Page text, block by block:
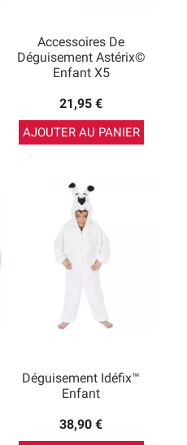
Accessoires De
Déguisement Astérix©
Enfant X5
21,95 €
AJOUTER AU PANIER
Déguisement Idéfix™
Enfant
38,90 €